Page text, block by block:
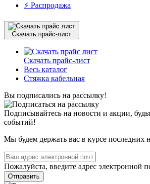
⚡️ Распродажа
Скачать прайс-лист
Скачать прайс-лист
Весь каталог
Стяжка кабельная
Вы подписались на рассылку!
Подписывайтесь на новости и акции,
событий!
Мы будем держать вас в курсе последних
Пожалуйста, введите адрес электронной
Отправить